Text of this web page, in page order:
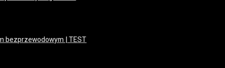
bezprzewodowym | TEST